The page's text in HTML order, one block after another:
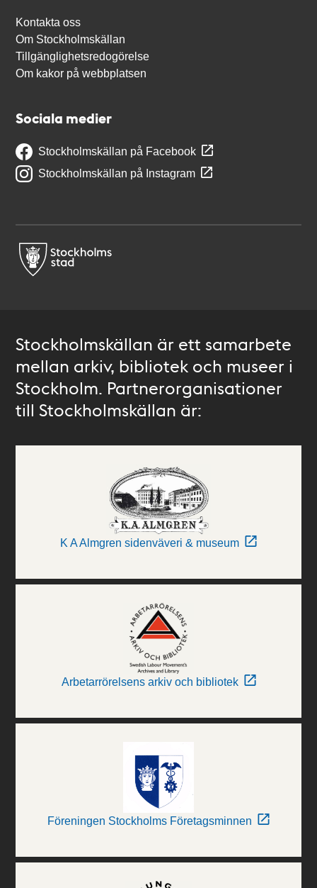
Kontakta oss
Om Stockholmskällan
Tillgänglighetsredogörelse
Om kakor på webbplatsen
Sociala medier
Stockholmskällan på Facebook
Stockholmskällan på Instagram
Stockholmskällan är ett samarbete
mellan arkiv, bibliotek och museer i
Stockholm. Partnerorganisationer
till Stockholmskällan är:
K A Almgren sidenväveri & museum
Arbetarrörelsens arkiv och bibliotek
Föreningen Stockholms Företagsminnen